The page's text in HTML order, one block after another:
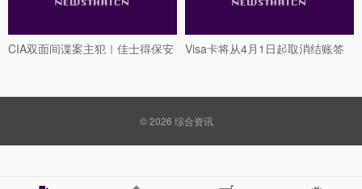
CIA双面间谍案主犯｜佳士得保安
Visa卡将从4月1日起取消结账签
© 2026 综合资讯